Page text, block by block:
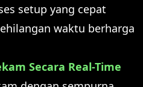
setup yang cepat
waktu berharga
Secara Real-Time